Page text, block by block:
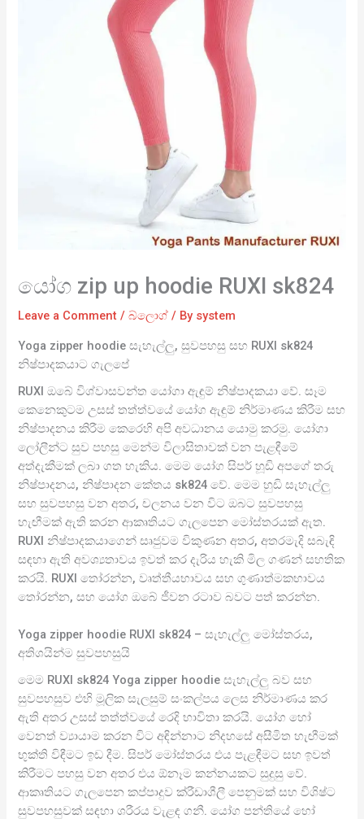
යෝග zip up hoodie RUXI sk824
Leave a Comment /බ්ලොග් / By system
Yoga zipper hoodie සැහැල්ලු, සුවපහසු සහ RUXI sk824
නිෂ්පාදකයාට ගැලපේ
RUXI ඔබේ විශ්වාසවන්ත යෝගා ඇඳුම් නිෂ්පාදකයා වේ. සෑම
කෙනෙකුටම උසස් තත්ත්වයේ යෝග ඇඳුම් නිර්මාණය කිරීම සහ
නිෂ්පාදනය කිරීම කෙරෙහි අපි අවධානය යොමු කරමු. යෝගා
ලෝලීන්ට සුව පහසු මෙන්ම විලාසිතාවක් වන පැළඳීමේ
අත්දැකීමක් ලබා ගත හැකිය. මෙම යෝග සිපර් හූඩි අපගේ තරු
නිෂ්පාදනය, නිෂ්පාදන කේතය sk824 වේ. මෙම හුඩි සැහැල්ලු
සහ සුවපහසු වන අතර, චලනය වන විට ඔබට සුවපහසු
හැඟීමක් ඇති කරන ආකෘතියට ගැලපෙන මෝස්තරයක් ඇත.
RUXI නිෂ්පාදකයාගෙන් සෘජුවම විකුණන අතර, අතරමැදි සබැඳි
සඳහා ඇති අවශ්‍යතාවය ඉවත් කර දැරිය හැකි මිල ගණන් සහතික
කරයි. RUXI තෝරන්න, වෘත්තීයභාවය සහ ගුණාත්මකභාවය
තෝරන්න, සහ යෝග ඔබේ ජීවන රටාව බවට පත් කරන්න.
Yoga zipper hoodie RUXI sk824 – සැහැල්ලු මෝස්තරය,
අතිශයින්ම සුවපහසුයි
මෙම RUXI sk824 Yoga zipper hoodie සැහැල්ලු බව සහ
සුවපහසුව එහි මූලික සැලසුම් සංකල්පය ලෙස නිර්මාණය කර
ඇති අතර උසස් තත්ත්වයේ රෙදි භාවිතා කරයි. යෝග හෝ
වෙනත් ව්‍යායාම කරන විට අඳින්නාට නිදහසේ අසීමිත හැඟීමක්
භුක්ති විඳීමට ඉඩ දීම. සිපර් මෝස්තරය එය පැළඳීමට සහ ඉවත්
කිරීමට පහසු වන අතර එය ඕනෑම කන්නයකට සුදුසු වේ.
ආකෘතියට ගැලපෙන කප්පාදුව ක්රීඩාශීලී පෙනුමක් සහ විශිෂ්ට
සුවපහසුවක් සඳහා ශරීරය වැළඳ ගනී. යෝග පන්තියේ හෝ